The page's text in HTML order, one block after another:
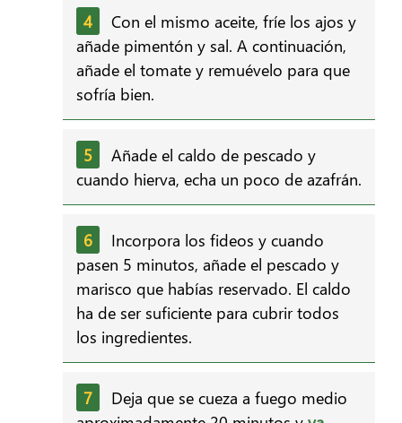
Con el mismo aceite, fríe los ajos y
añade pimentón y sal. A continuación,
añade el tomate y remuévelo para que
sofría bien.
Añade el caldo de pescado y
cuando hierva, echa un poco de azafrán.
Incorpora los fideos y cuando
pasen 5 minutos, añade el pescado y
marisco que habías reservado. El caldo
ha de ser suficiente para cubrir todos
los ingredientes.
Deja que se cueza a fuego medio